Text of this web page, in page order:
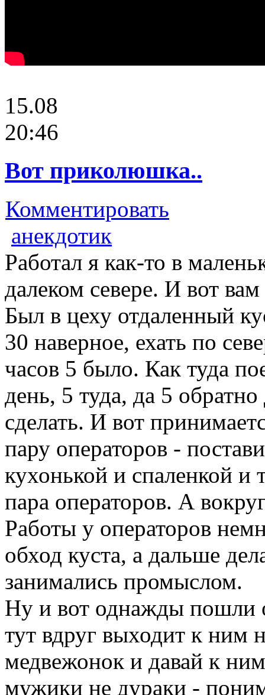
15.08
20:46
Вот приколюшка..
Комментировать
анекдотик
Работал я как-то в
далеком севере. И вот
Был в цеху отдаленный
30 наверное, ехать по
часов 5 было. Как туда
день, 5 туда, да 5
сделать. И вот
пару операторов -
кухонькой и спаленкой и
пара операторов. А
Работы у операторов
обход куста, а дальше
занимались промыслом.
Ну и вот однажды пошли
тут вдруг выходит к ним
медвежонок и давай к
мужики не дураки -